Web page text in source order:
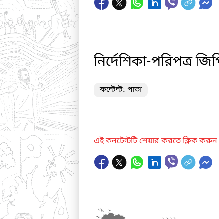
নির্দেশিকা-পরিপত্র
কন্টেন্ট: পাতা
এই কনটেন্টটি শেয়ার করতে ক্লিক করুন